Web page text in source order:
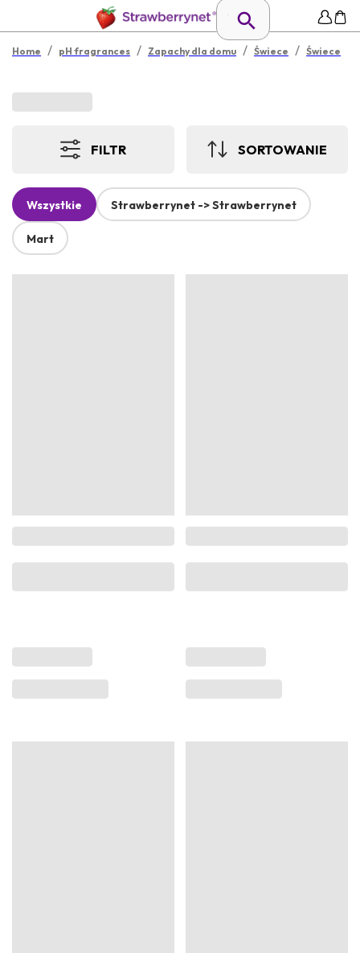
Home / pH fragrances / Zapachy dla domu / Świece / Świece
FILTR SORTOWANIE
Wszystkie Strawberrynet -> Strawberrynet
Mart